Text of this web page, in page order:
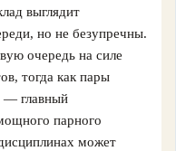
выглядит
но не безупречны.
очередь на силе
тогда как пары
— главный
парного
может